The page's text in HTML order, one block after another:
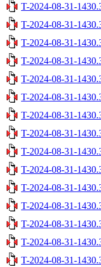
T-2024-08-31-
T-2024-08-31-
T-2024-08-31-
T-2024-08-31-
T-2024-08-31-
T-2024-08-31-
T-2024-08-31-
T-2024-08-31-
T-2024-08-31-
T-2024-08-31-
T-2024-08-31-
T-2024-08-31-
T-2024-08-31-
T-2024-08-31-
T-2024-08-31-